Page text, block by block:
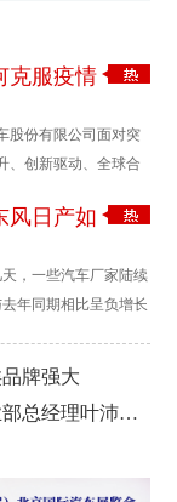
克服疫情
股份有限公司面对突
、创新驱动、全球合
风日产如
，一些汽车厂家陆续
年同期相比呈负增长
牌强大
”坚守五大诚信服务承诺